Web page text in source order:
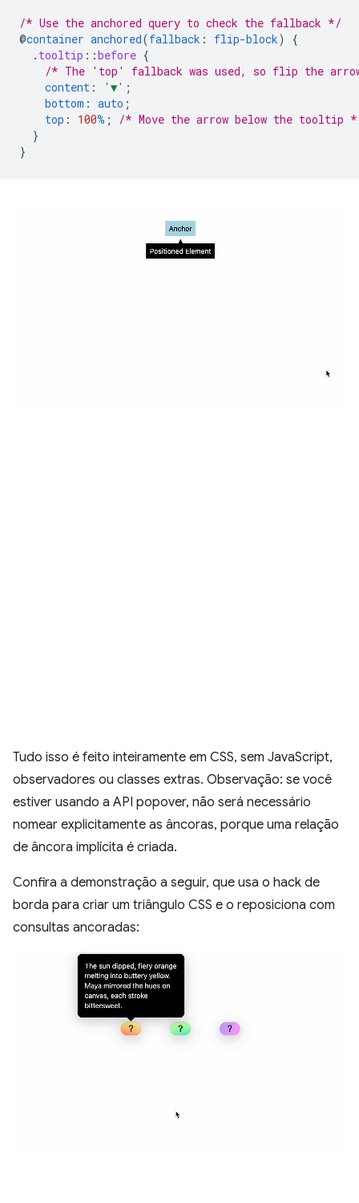
/* Use the anchored query to check the fallback */
@container anchored(fallback : flip-block)
{
. tooltip ::before {
/* The 'top' fallback was used, so flip the
content : '▼' ;
bottom : auto ;
top : 100% ;
/* Move the arrow below the tooltip
}
}
Tudo isso é feito inteiramente em CSS, sem JavaScript,
observadores ou classes extras. Observação: se você
estiver usando a API popover, não será necessário
nomear explicitamente as âncoras, porque uma relação
de âncora implícita é criada.
Confira a demonstração a seguir, que usa o hack de
borda para criar um triângulo CSS e o reposiciona com
consultas ancoradas: